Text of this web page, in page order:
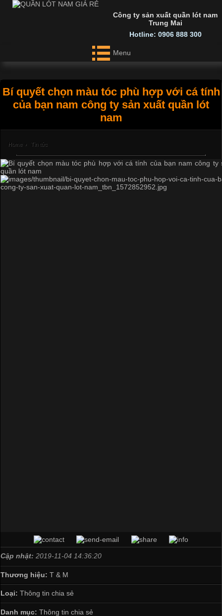
Công ty sản xuất quần lót nam
Trung Mai
Hotline: 0906 888 300
Menu
Bí quyết chọn màu tóc phù hợp với cá tính
của bạn nam công ty sản xuất quần lót
nam
Home › Tin tức
Cập nhật: 2019-11-04 14:36:20
Thương hiệu: T & M
Loại: Thông tin chia sẻ
Danh mục: Thông tin chia sẻ